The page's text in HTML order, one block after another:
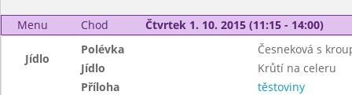
Menu Chod Čtvrtek 1. 10. 2015 (11:15 - 14:00)
Jídlo
Polévka
Česneková s
Jídlo
Krůtí na celeru
Příloha
těstoviny